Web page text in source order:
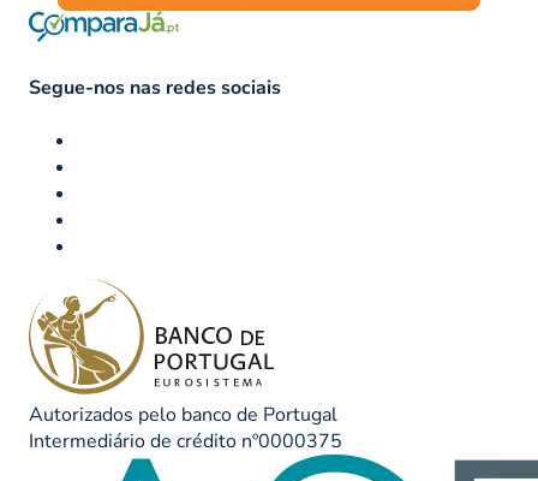
Segue-nos nas redes sociais
Autorizados pelo banco de Portugal
Intermediário de crédito nº0000375